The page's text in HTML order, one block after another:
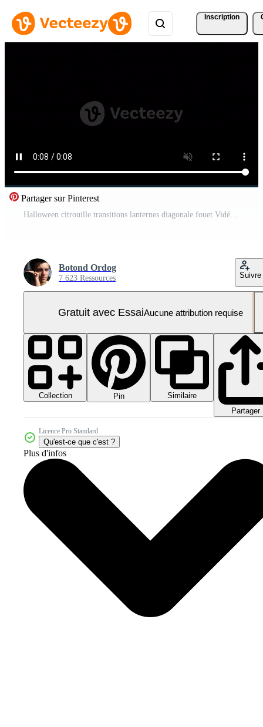
Inscription
Partager sur Pinterest
Halloween citrouille transitions lanternes diagonale fouet Vidéo Pro
Botond Ordog
7 623 Ressources Suivre
Gratuit avec EssaiAucune attribution requise
Collection Pin
Similaire
Partager
Licence Pro Standard
Qu'est-ce que c'est ?
Plus d'infos